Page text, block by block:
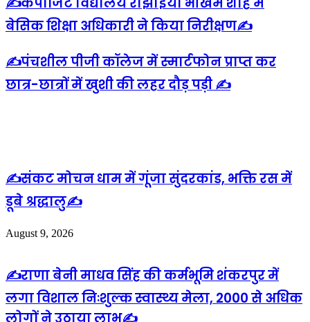
बेसिक शिक्षा अधिकारी ने किया निरीक्षण✍️
✍️पंचशील पीजी कॉलेज में स्मार्टफोन प्राप्त कर
छात्र-छात्रों में खुशी की लहर दौड़ पड़ी ✍️
✍️संकट मोचन धाम में गूंजा सुंदरकांड, भक्ति रस में
डूबे श्रद्धालु✍️
August 9, 2026
✍️राणा बेनी माधव सिंह की कर्मभूमि शंकरपुर में
लगा विशाल निःशुल्क स्वास्थ्य मेला, 2000 से अधिक
लोगों ने उठाया लाभ✍️